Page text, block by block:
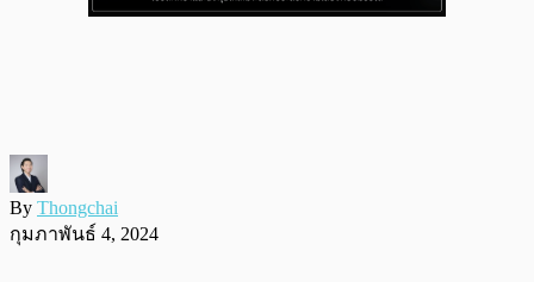
By Thongchai
กุมภาพันธ์ 4, 2024